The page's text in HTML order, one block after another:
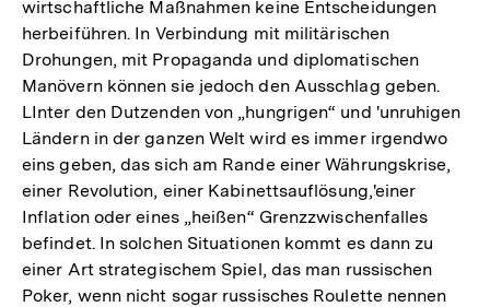
wirtschaftliche Maßnahmen keine Entscheidungen
herbeiführen. In Verbindung mit militärischen
Drohungen, mit Propaganda und diplomatischen
Manövern können sie jedoch den Ausschlag geben.
LInter den Dutzenden von „hungrigen“ und 'unruhigen
Ländern in der ganzen Welt wird es immer irgendwo
eins geben, das sich am Rande einer Währungskrise,
einer Revolution, einer Kabinettsauflösung,'einer
Inflation oder eines „heißen“ Grenzzwischenfalles
befindet. In solchen Situationen kommt es dann zu
einer Art strategischem Spiel, das man russischen
Poker, wenn nicht sogar russisches Roulette nennen